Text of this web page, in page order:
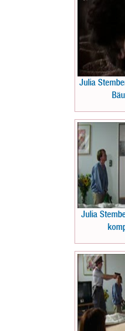
Julia
Julia